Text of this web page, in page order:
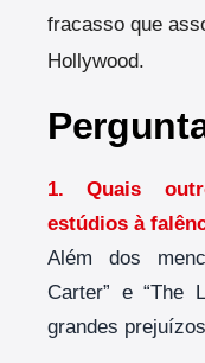
fracasso que
Hollywood.
1. Quais
estúdios à
Além dos
Carter” e “The
grandes